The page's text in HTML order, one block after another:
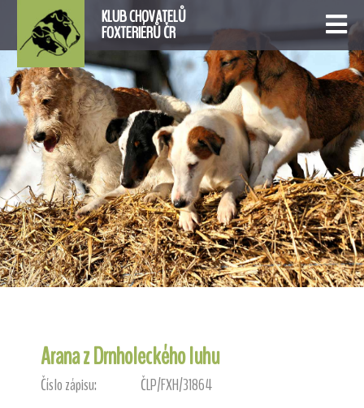
KLUB CHOVATELŮ
FOXTERIÉRŮ ČR
Arana z Drnholeckého luhu
Číslo zápisu: ČLP/FXH/31864